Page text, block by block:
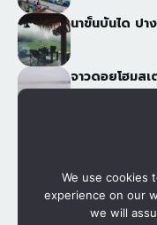
นาขั้นบันได ปา
จาวดอยโฮมส
ภูฟ้าอารีย์ 2 ภู
เว็บไซต์เพื่อการจองที่พัก
080 502 8999
We use cookies
experience on our
we will